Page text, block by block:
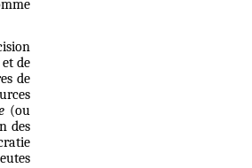
de
de
(ou
des